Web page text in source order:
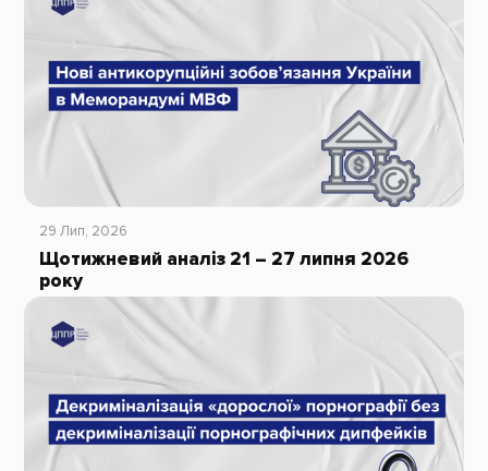
29 Лип, 2026
Щотижневий аналіз 21 – 27 липня 2026
року